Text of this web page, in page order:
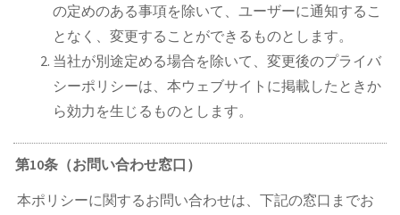
の定めのある事項を除いて、ユーザーに通知するこ
となく、変更することができるものとします。
当社が別途定める場合を除いて、変更後のプライバ
シーポリシーは、本ウェブサイトに掲載したときか
ら効力を生じるものとします。
第10条（お問い合わせ窓口）
本ポリシーに関するお問い合わせは、下記の窓口までお